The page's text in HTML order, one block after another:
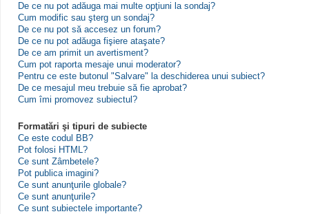
De ce nu pot adăuga mai multe opţiuni la sondaj?
Cum modific sau şterg un sondaj?
De ce nu pot să accesez un forum?
De ce nu pot adăuga fişiere ataşate?
De ce am primit un avertisment?
Cum pot raporta mesaje unui moderator?
Pentru ce este butonul "Salvare" la deschiderea unui subiect?
De ce mesajul meu trebuie să fie aprobat?
Cum îmi promovez subiectul?
Formatări şi tipuri de subiecte
Ce este codul BB?
Pot folosi HTML?
Ce sunt Zâmbetele?
Pot publica imagini?
Ce sunt anunţurile globale?
Ce sunt anunţurile?
Ce sunt subiectele importante?